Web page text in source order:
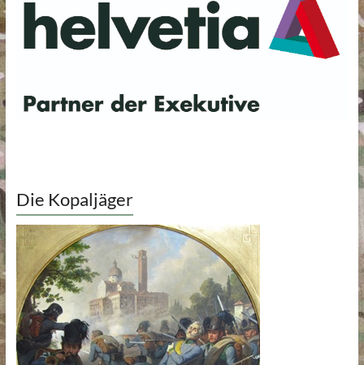
Die Kopaljäger